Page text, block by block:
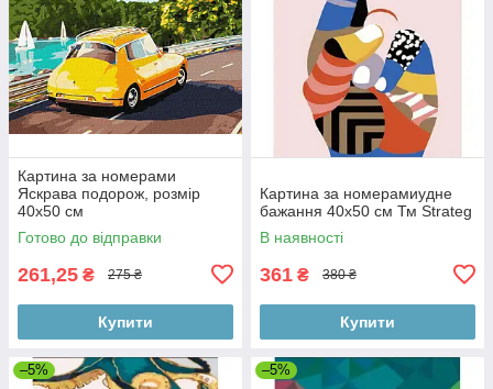
Картина за номерами
Яскрава подорож, розмір
40х50 см
Готово до відправки
261,25 ₴ 275 ₴
Купити
Картина за номерамиудне
бажання 40х50 см Тм Strateg
В наявності
361 ₴ 380 ₴
Купити
–5% –5%